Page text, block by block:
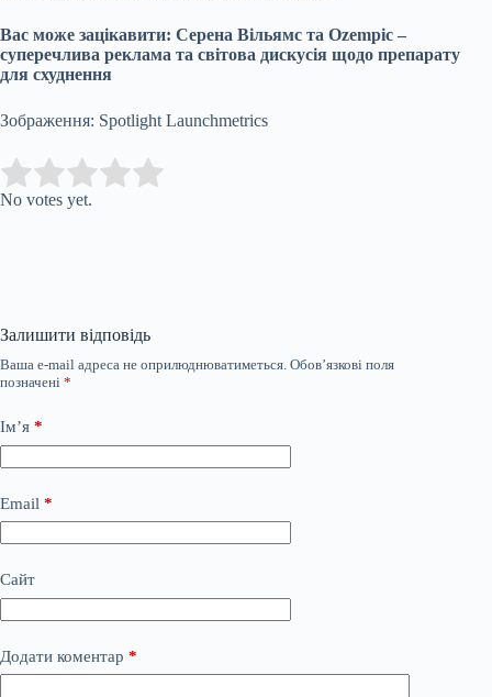
Вас може зацікавити: Серена Вільямс та Ozempic –
суперечлива реклама та світова дискусія щодо препарату
для схуднення
Зображення: Spotlight Launchmetrics
Rate this item:
No votes yet.
Залишити відповідь
Ваша e-mail адреса не оприлюднюватиметься. Обов’язкові поля
позначені *
Ім’я *
Email *
Сайт
Додати коментар *